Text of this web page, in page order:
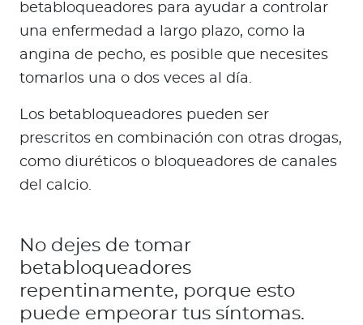
betabloqueadores para ayudar a controlar
una enfermedad a largo plazo, como la
angina de pecho, es posible que necesites
tomarlos una o dos veces al día.
Los betabloqueadores pueden ser
prescritos en combinación con otras drogas,
como diuréticos o bloqueadores de canales
del calcio.
No dejes de tomar
betabloqueadores
repentinamente, porque esto
puede empeorar tus síntomas.